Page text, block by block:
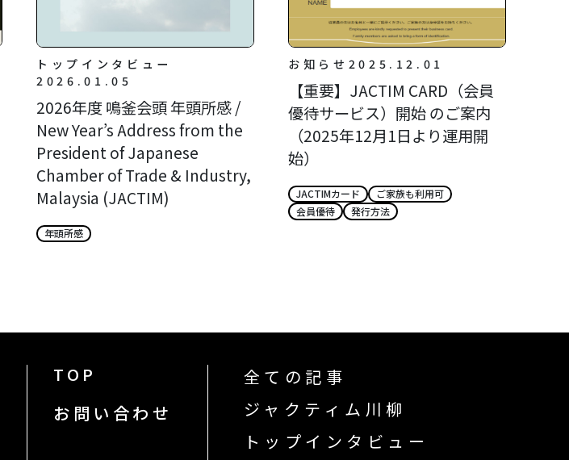
トップインタビュー
2026.01.05
2026年度 鳴釜会頭 年頭所感 /
New Year’s Address from the
President of Japanese
Chamber of Trade & Industry,
Malaysia (JACTIM)
年頭所感
お知らせ 2025.12.01
【重要】JACTIM CARD（会員
優待サービス）開始 のご案内
（2025年12月1日より運用開
始）
JACTIMカード
ご家族も利用可
会員優待
発行方法
TOP
お問い合わせ
全ての記事
ジャクティム川柳
トップインタビュー